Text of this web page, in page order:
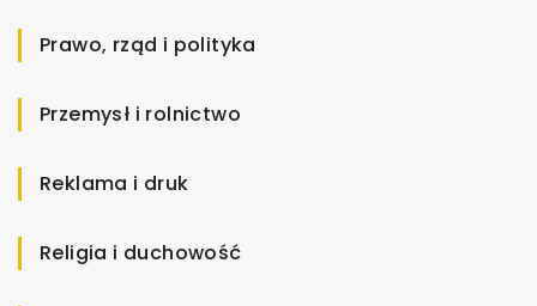
Prawo, rząd i polityka
Przemysł i rolnictwo
Reklama i druk
Religia i duchowość